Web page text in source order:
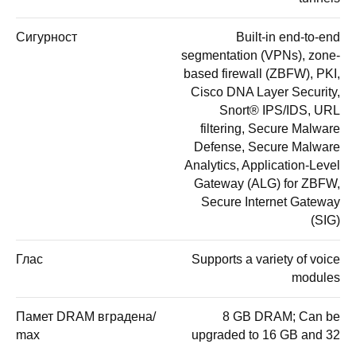
Сигурност
Built-in end-to-end
segmentation (VPNs), zone-
based firewall (ZBFW), PKI,
Cisco DNA Layer Security,
Snort® IPS/IDS, URL
filtering, Secure Malware
Defense, Secure Malware
Analytics, Application-Level
Gateway (ALG) for ZBFW,
Secure Internet Gateway
(SIG)
Глас
Supports a variety of voice
modules
Памет DRAM вградена/
max
8 GB DRAM; Can be
upgraded to 16 GB and 32